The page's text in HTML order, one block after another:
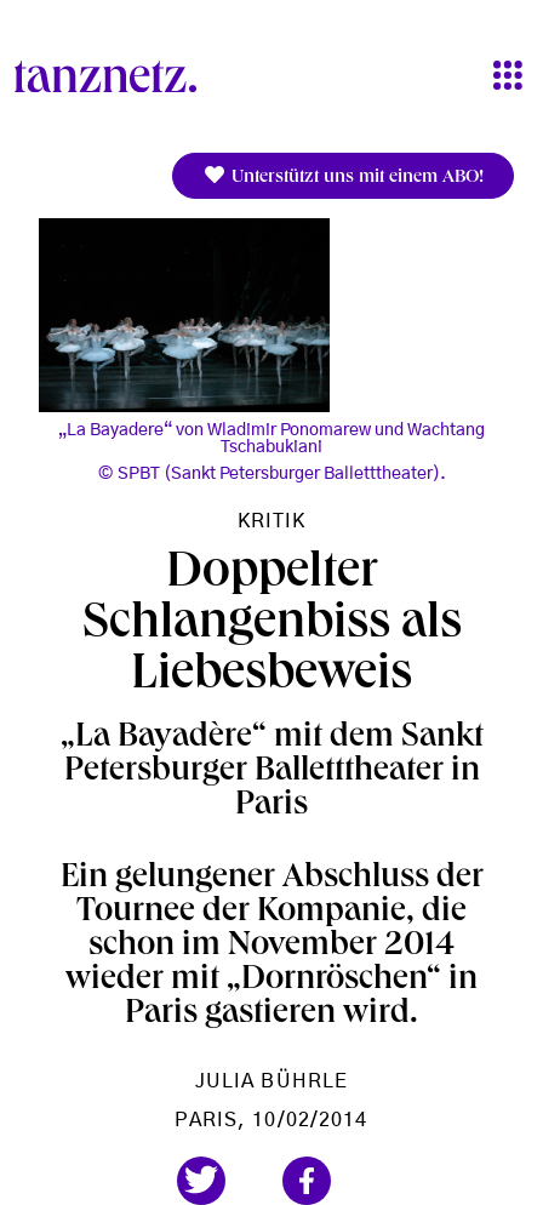
Unterstützt uns mit einem ABO!
„La Bayadere“ von Wladimir Ponomarew und Wachtang
Tschabukiani
SPBT (Sankt Petersburger Balletttheater).
KRITIK
Doppelter
Schlangenbiss als
Liebesbeweis
„La Bayadère“ mit dem Sankt
Petersburger Balletttheater in
Paris
Ein gelungener Abschluss der
Tournee der Kompanie, die
schon im November 2014
wieder mit „Dornröschen“ in
Paris gastieren wird.
JULIA BÜHRLE
PARIS, 10/02/2014